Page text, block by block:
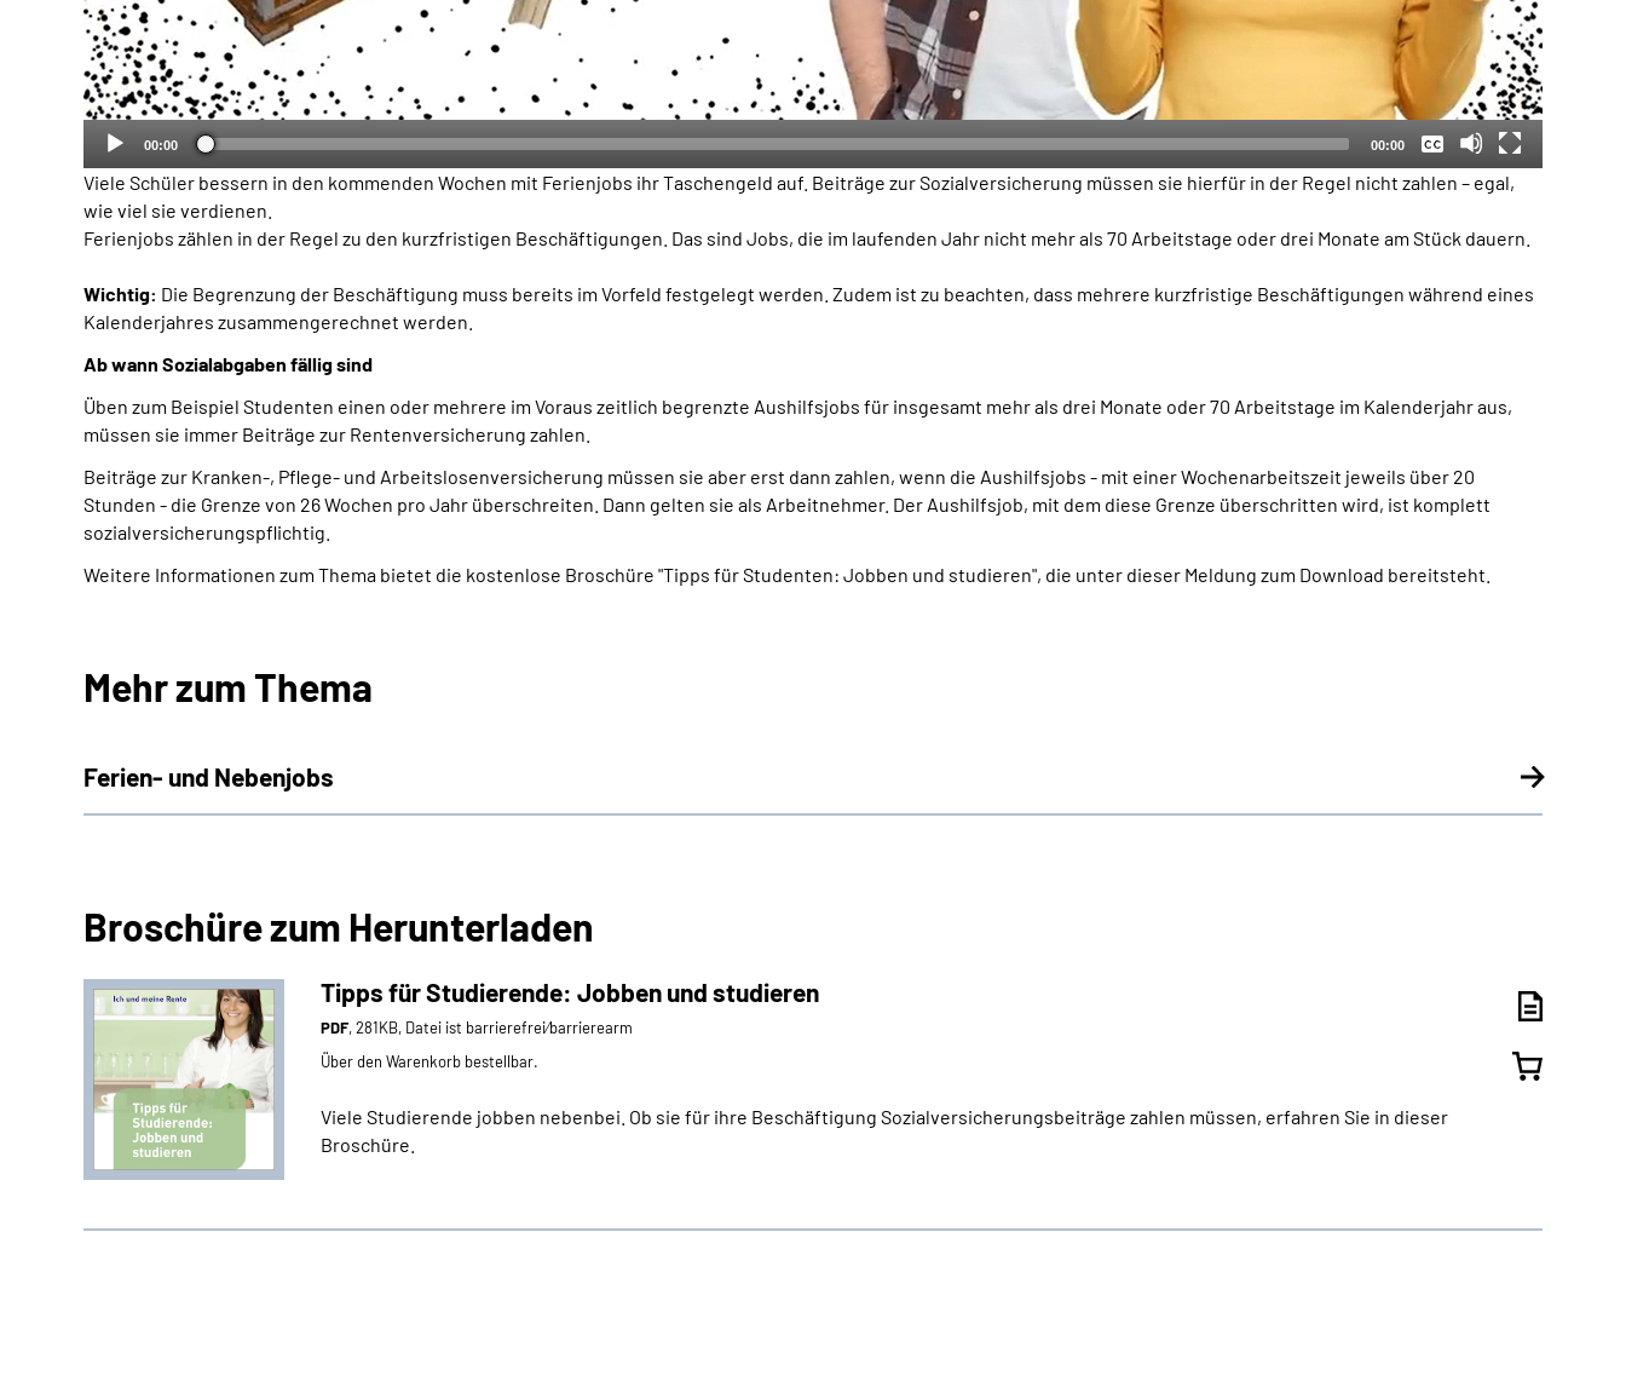
00:00 00:00
Keine
Deutsch
Viele Schüler bessern in den kommenden Wochen mit Ferienjobs ihr Taschengeld auf. Beiträge zur Sozialversicherung müssen sie hierfür in der Regel nicht zahlen – egal,
wie viel sie verdienen.
Ferienjobs zählen in der Regel zu den kurzfristigen Beschäftigungen. Das sind Jobs, die im laufenden Jahr nicht mehr als 70 Arbeitstage oder drei Monate am Stück dauern.
Wichtig: Die Begrenzung der Beschäftigung muss bereits im Vorfeld festgelegt werden. Zudem ist zu beachten, dass mehrere kurzfristige Beschäftigungen während eines
Kalenderjahres zusammengerechnet werden.
Ab wann Sozialabgaben fällig sind
Üben zum Beispiel Studenten einen oder mehrere im Voraus zeitlich begrenzte Aushilfsjobs für insgesamt mehr als drei Monate oder 70 Arbeitstage im Kalenderjahr aus,
müssen sie immer Beiträge zur Rentenversicherung zahlen.
Beiträge zur Kranken-, Pflege- und Arbeitslosenversicherung müssen sie aber erst dann zahlen, wenn die Aushilfsjobs - mit einer Wochenarbeitszeit jeweils über 20
Stunden - die Grenze von 26 Wochen pro Jahr überschreiten. Dann gelten sie als Arbeitnehmer. Der Aushilfsjob, mit dem diese Grenze überschritten wird, ist komplett
sozialversicherungspflichtig.
Weitere Informationen zum Thema bietet die kostenlose Broschüre "Tipps für Studenten: Jobben und studieren", die unter dieser Meldung zum Download bereitsteht.
Mehr zum Thema
Ferien- und Nebenjobs
Broschüre zum Herunterladen
Tipps für Studierende: Jobben und studieren
PDF, 281KB, Datei ist barrierefrei⁄barrierearm
Über den Warenkorb bestellbar.
Viele Studierende jobben nebenbei. Ob sie für ihre Beschäftigung Sozialversicherungsbeiträge zahlen müssen, erfahren Sie in dieser
Broschüre.